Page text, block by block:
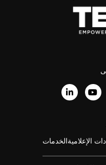
الإعلاميةالخدمات